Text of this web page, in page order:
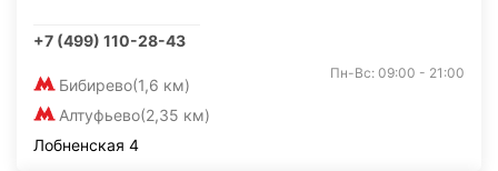
+7 (499) 110-28-43
Бибирево(1,6 км)
Алтуфьево(2,35 км)
Пн-Вс: 09:00 - 21:00
Лобненская 4